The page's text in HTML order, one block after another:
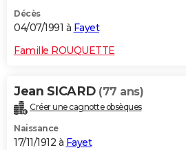
Décès
04/07/1991 à Fayet
Famille ROUQUETTE
Jean SICARD (77 ans)
Créer une cagnotte obsèques
Naissance
17/11/1912 à Fayet